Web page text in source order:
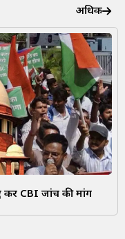
अधिक
रद्द कर CBI जांच की मांग